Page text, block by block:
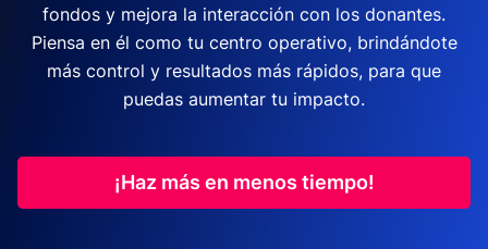
fondos y mejora la interacción con los donantes.
Piensa en él como tu centro operativo, brindándote
más control y resultados más rápidos, para que
puedas aumentar tu impacto.
¡Haz más en menos tiempo!